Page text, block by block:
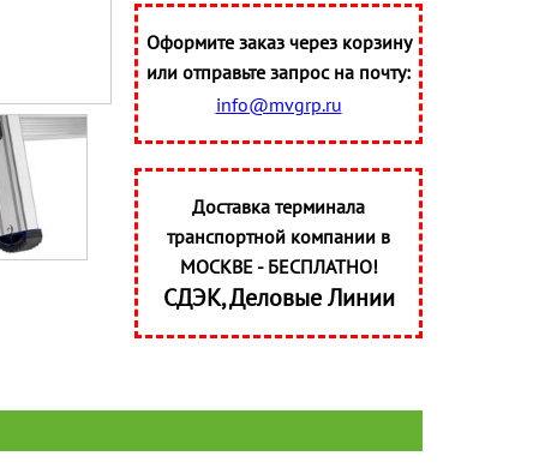
Оформите заказ через корзину
или отправьте запрос на почту:
info@mvgrp.ru
Доставка терминала
транспортной компании в
МОСКВЕ - БЕСПЛАТНО!
СДЭК, Деловые Линии